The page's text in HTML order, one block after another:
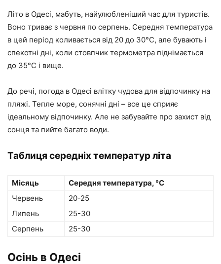
Літо в Одесі, мабуть, найулюбленіший час для туристів.
Воно триває з червня по серпень. Середня температура
в цей період коливається від 20 до 30°C, але бувають і
спекотні дні, коли стовпчик термометра піднімається
до 35°C і вище.
До речі, погода в Одесі влітку чудова для відпочинку на
пляжі. Тепле море, сонячні дні – все це сприяє
ідеальному відпочинку. Але не забувайте про захист від
сонця та пийте багато води.
Таблиця середніх температур літа
Місяць
Середня температура, °C
Червень
20-25
Липень
25-30
Серпень
25-30
Осінь в Одесі